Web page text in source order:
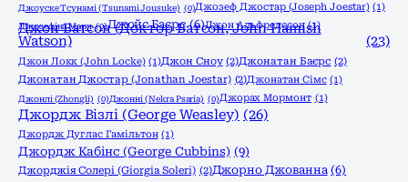
Джоyске Тсунамі (Tsunami Jousuke) (0)Джозеф Джостар (Joseph Joestar) (1)
Джозефіна Марч (0)Джойс Баєрс (6)Джон Альфредссон (1)
Джон Ватсон (Доктор Ватсон, John Hamish
Watson)
(23)
Джон Локк (John Locke) (1)Джон Сноу (2)Джонатан Баєрс (2)
Джонатан Джостар (Jonathan Joestar) (2)Джонатан Сімс (1)
Джонлі (Zhongli) (0)Джонні (Nekra Psaria) (0)Джорах Мормонт (1)
Джордж Візлі (George Weasley) (26)
Джордж Дуглас Гамільтон (1)
Джордж Кабінс (George Cubbins) (9)
Джорджія Солері (Giorgia Soleri) (2)Джорно Джованна (6)